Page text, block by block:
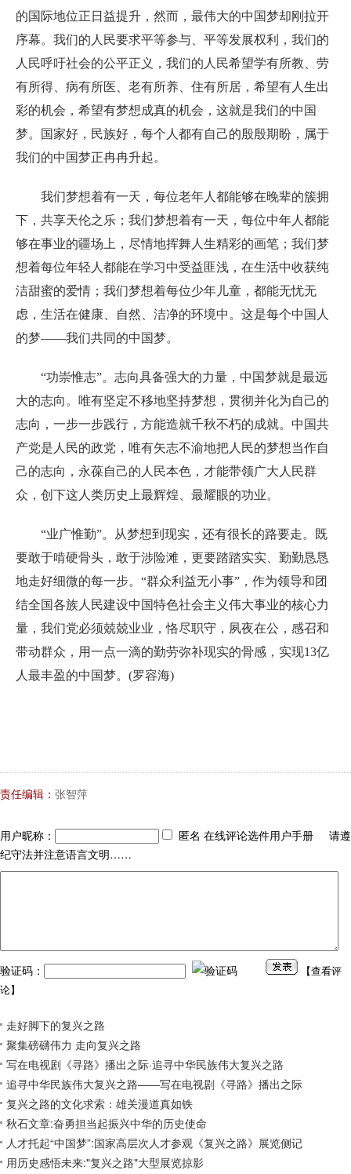
的国际地位正日益提升，然而，最伟大的中国梦却刚拉开
序幕。我们的人民要求平等参与、平等发展权利，我们的
人民呼吁社会的公平正义，我们的人民希望学有所教、劳
有所得、病有所医、老有所养、住有所居，希望有人生出
彩的机会，希望有梦想成真的机会，这就是我们的中国
梦。国家好，民族好，每个人都有自己的殷殷期盼，属于
我们的中国梦正冉冉升起。
我们梦想着有一天，每位老年人都能够在晚辈的簇拥
下，共享天伦之乐；我们梦想着有一天，每位中年人都能
够在事业的疆场上，尽情地挥舞人生精彩的画笔；我们梦
想着每位年轻人都能在学习中受益匪浅，在生活中收获纯
洁甜蜜的爱情；我们梦想着每位少年儿童，都能无忧无
虑，生活在健康、自然、洁净的环境中。这是每个中国人
的梦——我们共同的中国梦。
“功崇惟志”。志向具备强大的力量，中国梦就是最远
大的志向。唯有坚定不移地坚持梦想，贯彻并化为自己的
志向，一步一步践行，方能造就千秋不朽的成就。中国共
产党是人民的政党，唯有矢志不渝地把人民的梦想当作自
己的志向，永葆自己的人民本色，才能带领广大人民群
众，创下这人类历史上最辉煌、最耀眼的功业。
“业广惟勤”。从梦想到现实，还有很长的路要走。既
要敢于啃硬骨头，敢于涉险滩，更要踏踏实实、勤勤恳恳
地走好细微的每一步。“群众利益无小事”，作为领导和团
结全国各族人民建设中国特色社会主义伟大事业的核心力
量，我们党必须兢兢业业，恪尽职守，夙夜在公，感召和
带动群众，用一点一滴的勤劳弥补现实的骨感，实现13亿
人最丰盈的中国梦。(罗容海)
责任编辑： 张智萍
用户昵称：
匿名 在线评论选件用户手册 请遵
纪守法并注意语言文明……
验证码： 【查看评
论】
走好脚下的复兴之路
聚集磅礴伟力 走向复兴之路
写在电视剧《寻路》播出之际·追寻中华民族伟大复兴之路
追寻中华民族伟大复兴之路——写在电视剧《寻路》播出之际
复兴之路的文化求索：雄关漫道真如铁
秋石文章:奋勇担当起振兴中华的历史使命
人才托起“中国梦”:国家高层次人才参观《复兴之路》展览侧记
用历史感悟未来:"复兴之路"大型展览掠影